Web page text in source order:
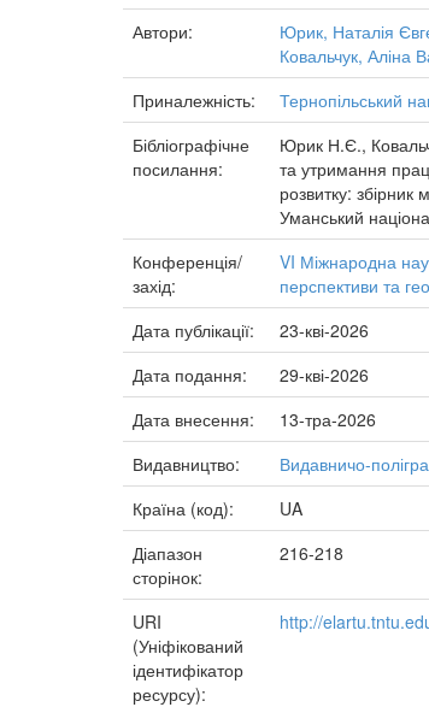
Автори:
Юрик, Наталія
Ковальчук, Аліна
Приналежність:
Тернопільський
Бібліографічне
посилання:
Юрик Н.Є.,
та утримання
розвитку: збірник
Уманський
Конференція/
захід:
VI Міжнародна
перспективи та
Дата публікації:
23-кві-2026
Дата подання:
29-кві-2026
Дата внесення:
13-тра-2026
Видавництво:
Видавничо-
Країна (код):
UA
Діапазон
сторінок:
216-218
URI
(Уніфікований
ідентифікатор
ресурсу):
http://